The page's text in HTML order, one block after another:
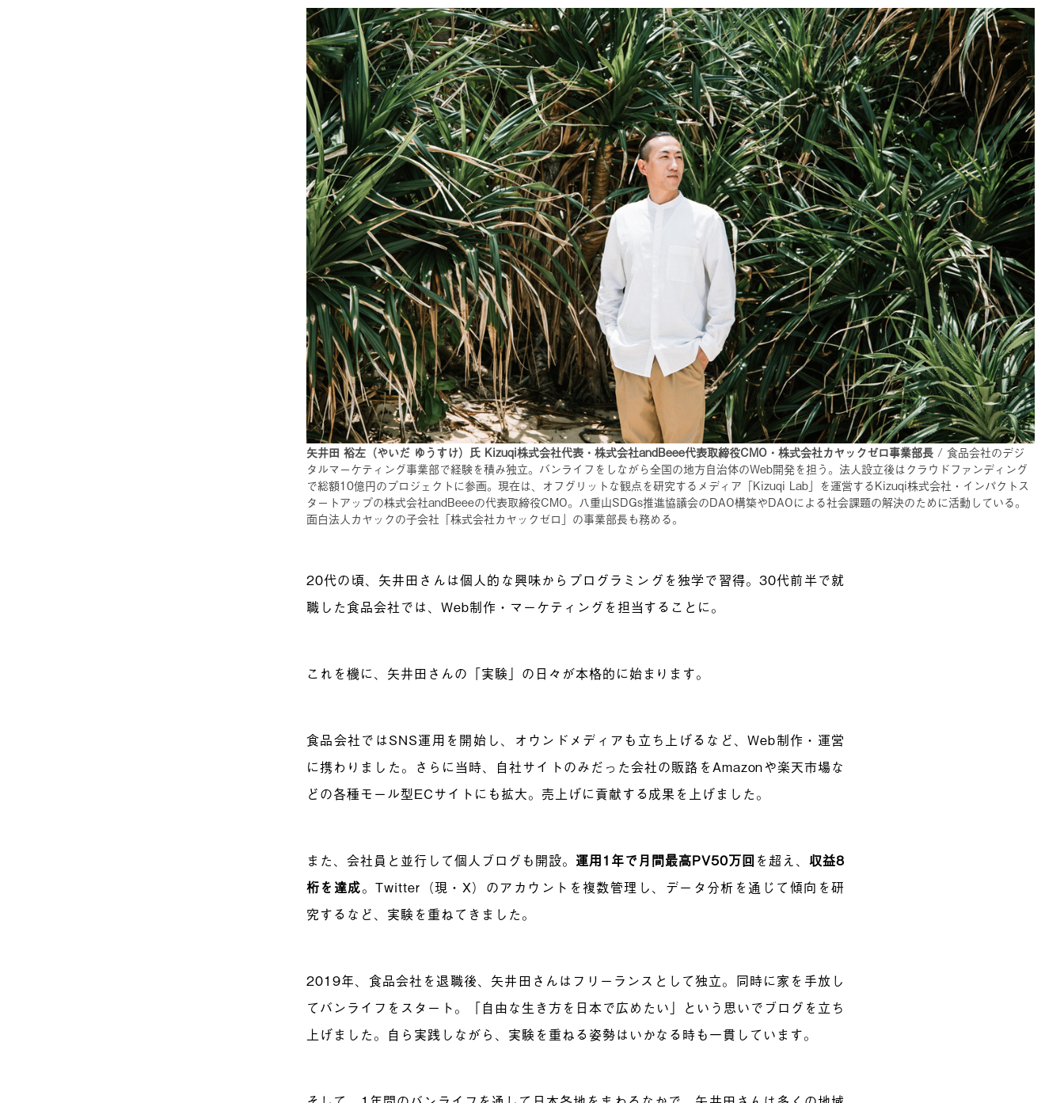
矢井田 裕左（やいだ ゆうすけ）氏 Kizuqi株式会社代表・株式会社andBeee代表取締役CMO・株式会社カヤックゼロ事業部長 / 食品会社のデジ
タルマーケティング事業部で経験を積み独立。バンライフをしながら全国の地方自治体のWeb開発を担う。法人設立後はクラウドファンディング
で総額10億円のプロジェクトに参画。現在は、オフグリットな観点を研究するメディア「Kizuqi Lab」を運営するKizuqi株式会社・インパクトス
タートアップの株式会社andBeeeの代表取締役CMO。八重山SDGs推進協議会のDAO構築やDAOによる社会課題の解決のために活動している。
面白法人カヤックの子会社「株式会社カヤックゼロ」の事業部長も務める。
20代の頃、矢井田さんは個人的な興味からプログラミングを独学で習得。30代前半で就
職した食品会社では、Web制作・マーケティングを担当することに。
これを機に、矢井田さんの「実験」の日々が本格的に始まります。
食品会社ではSNS運用を開始し、オウンドメディアも立ち上げるなど、Web制作・運営
に携わりました。さらに当時、自社サイトのみだった会社の販路をAmazonや楽天市場な
どの各種モール型ECサイトにも拡大。売上げに貢献する成果を上げました。
また、会社員と並行して個人ブログも開設。 運用1年で月間最高PV50万回 を超え、収益8
桁を達成。Twitter（現・X）のアカウントを複数管理し、データ分析を通じて傾向を研
究するなど、実験を重ねてきました。
2019年、食品会社を退職後、矢井田さんはフリーランスとして独立。同時に家を手放し
てバンライフをスタート。「自由な生き方を日本で広めたい」という思いでブログを立ち
上げました。自ら実践しながら、実験を重ねる姿勢はいかなる時も一貫しています。